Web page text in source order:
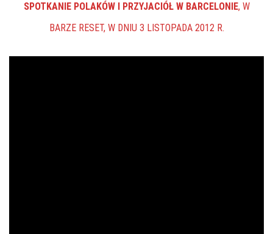
SPOTKANIE POLAKÓW I PRZYJACIÓŁ W BARCELONIE, W
BARZE RESET, W DNIU 3 LISTOPADA 2012 R.